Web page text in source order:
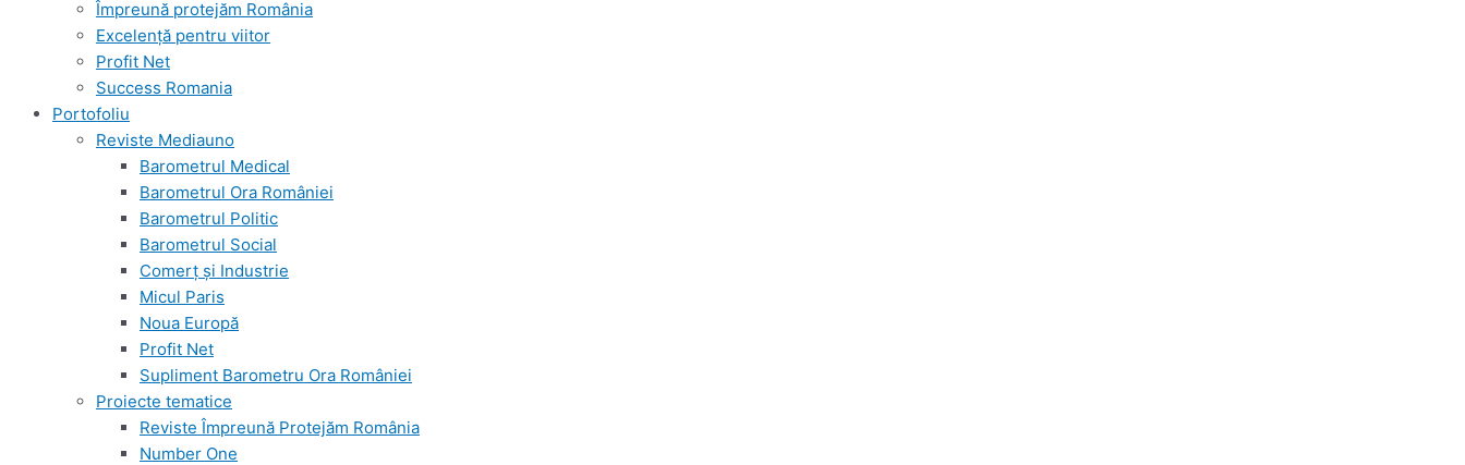
Împreună protejăm România
Excelență pentru viitor
Profit Net
Success Romania
Portofoliu
Reviste Mediauno
Barometrul Medical
Barometrul Ora României
Barometrul Politic
Barometrul Social
Comerț și Industrie
Micul Paris
Noua Europă
Profit Net
Supliment Barometru Ora României
Proiecte tematice
Reviste Împreună Protejăm România
Number One